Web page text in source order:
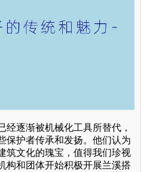
经逐渐被机械化工具所替代，
保护者传承和发扬。他们认为
筑文化的瑰宝，值得我们珍视
构和团体开始积极开展兰溪搭